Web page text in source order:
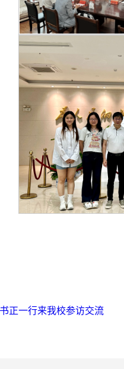
正一行来我校参访交流